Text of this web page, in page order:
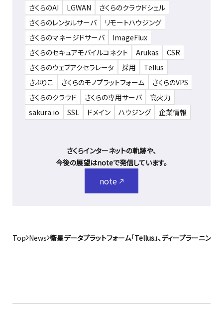
さくらのAI
LGWAN
さくらのクラウドシェル
さくらのレンタルサーバ
リモートハウジング
さくらのマネージドサーバ
ImageFlux
さくらのセキュアモバイルコネクト
Arukas
CSR
さくらのウェブアクセラレータ
採用
Tellus
さぶりこ
さくらのモノプラットフォーム
さくらのVPS
さくらのクラウド
さくらの専用サーバ
高火力
sakura.io
SSL ドメイン ハウジング 企業情報
さくらインターネットの軌跡や、
今後の展望はnoteで発信しています。
note
Top News 衛星データプラットフォーム「Tellus」、ディープラーニ